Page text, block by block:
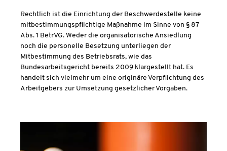
Rechtlich ist die Einrichtung der Beschwerdestelle keine
mitbestimmungspflichtige Maßnahme im Sinne von § 87
Abs. 1 BetrVG. Weder die organisatorische Ansiedlung
noch die personelle Besetzung unterliegen der
Mitbestimmung des Betriebsrats, wie das
Bundesarbeitsgericht bereits 2009 klargestellt hat. Es
handelt sich vielmehr um eine originäre Verpflichtung des
Arbeitgebers zur Umsetzung gesetzlicher Vorgaben.